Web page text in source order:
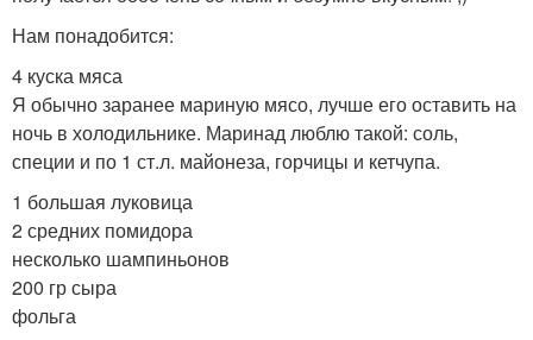
Нам понадобится:
4 куска мяса
Я обычно заранее мариную мясо, лучше его оставить на
ночь в холодильнике. Маринад люблю такой: соль,
специи и по 1 ст.л. майонеза, горчицы и кетчупа.
1 большая луковица
2 средних помидора
несколько шампиньонов
200 гр сыра
фольга